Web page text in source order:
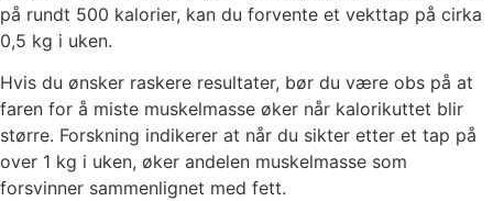
på rundt 500 kalorier, kan du forvente et vekttap på cirka
0,5 kg i uken.
Hvis du ønsker raskere resultater, bør du være obs på at
faren for å miste muskelmasse øker når kalorikuttet blir
større. Forskning indikerer at når du sikter etter et tap på
over 1 kg i uken, øker andelen muskelmasse som
forsvinner sammenlignet med fett.